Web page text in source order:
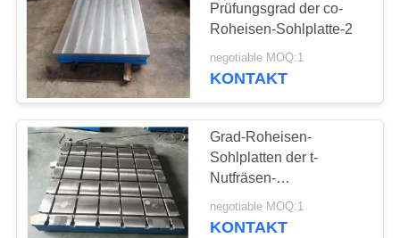
Granit-Maschinen-
Basis
Prüfungsgrad der co-
Roheisen-Sohlplatte-2
negotiable MOQ:1
KONTAKT
Grad-Roheisen-
Sohlplatten der t-
Nutfräsen-
Oberflächentabelle-3 mit
T-Stück Schlitzen
negotiable MOQ:1
KONTAKT